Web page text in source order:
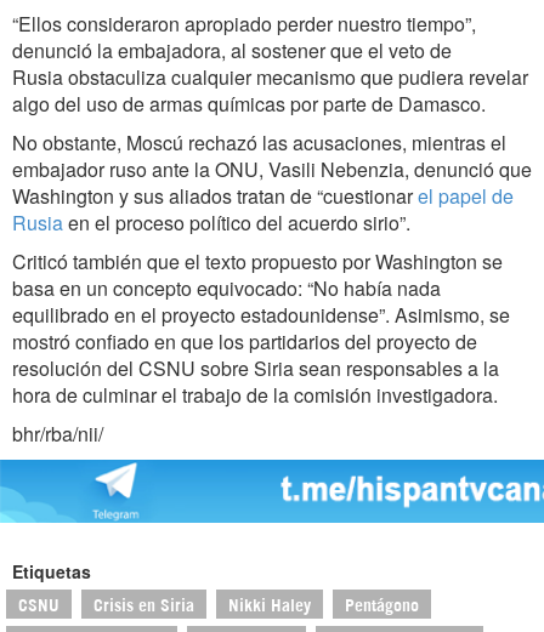
“Ellos consideraron apropiado perder nuestro tiempo”,
denunció la embajadora, al sostener que el veto de
Rusia obstaculiza cualquier mecanismo que pudiera revelar
algo del uso de armas químicas por parte de Damasco.
No obstante, Moscú rechazó las acusaciones, mientras el
embajador ruso ante la ONU, Vasili Nebenzia, denunció que
Washington y sus aliados tratan de “cuestionarel papel de
Rusiaen el proceso político del acuerdo sirio”.
Criticó también que el texto propuesto por Washington se
basa en un concepto equivocado: “No había nada
equilibrado en el proyecto estadounidense”. Asimismo, se
mostró confiado en que los partidarios del proyecto de
resolución del CSNU sobre Siria sean responsables a la
hora de culminar el trabajo de la comisión investigadora.
bhr/rba/nii/
Etiquetas
CSNU Crisis en Siria Nikki Haley Pentágono